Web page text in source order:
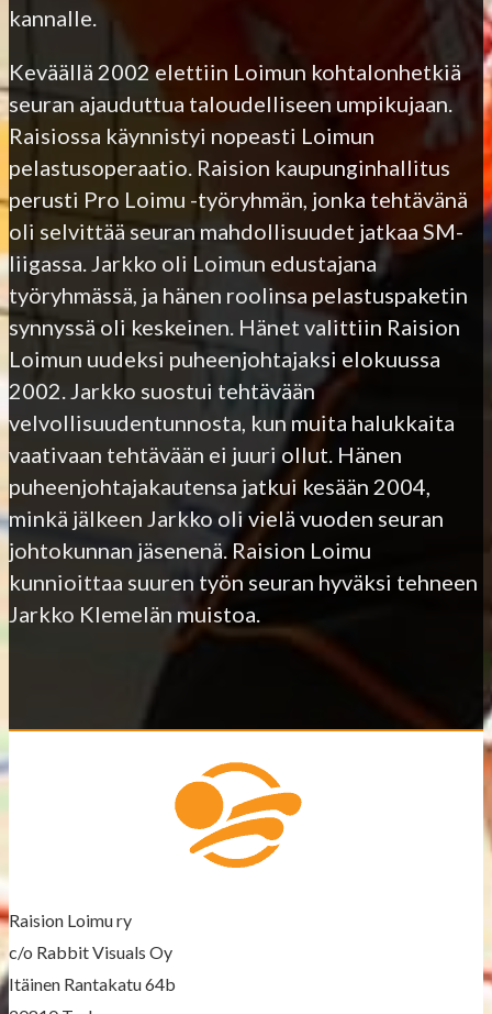
kannalle.
Keväällä 2002 elettiin Loimun kohtalonhetkiä
seuran ajauduttua taloudelliseen umpikujaan.
Raisiossa käynnistyi nopeasti Loimun
pelastusoperaatio. Raision kaupunginhallitus
perusti Pro Loimu -työryhmän, jonka tehtävänä
oli selvittää seuran mahdollisuudet jatkaa SM-
liigassa. Jarkko oli Loimun edustajana
työryhmässä, ja hänen roolinsa pelastuspaketin
synnyssä oli keskeinen. Hänet valittiin Raision
Loimun uudeksi puheenjohtajaksi elokuussa
2002. Jarkko suostui tehtävään
velvollisuudentunnosta, kun muita halukkaita
vaativaan tehtävään ei juuri ollut. Hänen
puheenjohtajakautensa jatkui kesään 2004,
minkä jälkeen Jarkko oli vielä vuoden seuran
johtokunnan jäsenenä. Raision Loimu
kunnioittaa suuren työn seuran hyväksi tehneen
Jarkko Klemelän muistoa.
Raision Loimu ry
c/o Rabbit Visuals Oy
Itäinen Rantakatu 64b